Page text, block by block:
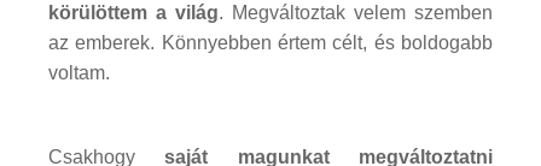
körülöttem a világ. Megváltoztak velem szemben
az emberek. Könnyebben értem célt, és boldogabb
voltam.
Csakhogysaját magunkat megváltoztatni